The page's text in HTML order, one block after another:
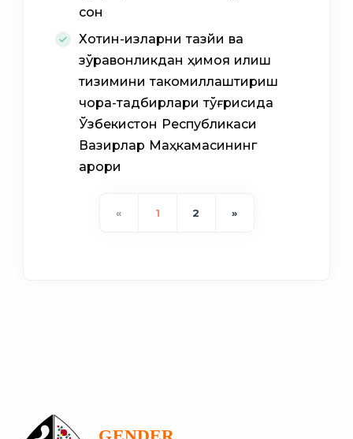
сон
Хотин-қизларни тазйиқ ва
зўравонликдан ҳимоя қилиш
тизимини такомиллаштириш
чора-тадбирлари тўғрисида
Ўзбекистон Республикаси
Вазирлар Маҳкамасининг
қарори
« 1 2 »